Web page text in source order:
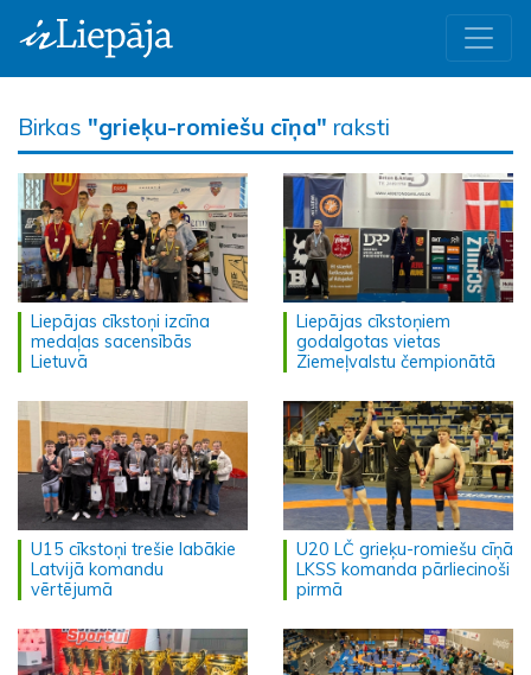
Birkas "grieķu-romiešu cīņa" raksti
Liepājas cīkstoņi izcīna
medaļas sacensībās
Lietuvā
Liepājas cīkstoņiem
godalgotas vietas
Ziemeļvalstu čempionātā
U15 cīkstoņi trešie labākie
Latvijā komandu
vērtējumā
U20 LČ grieķu-romiešu cīņā
LKSS komanda pārliecinoši
pirmā